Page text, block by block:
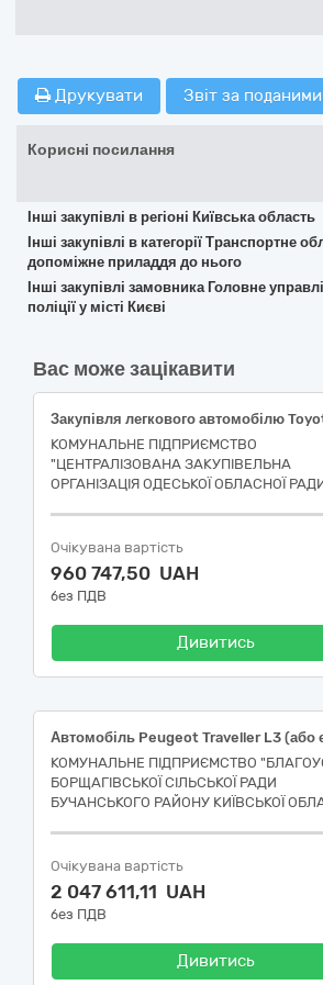
Друкувати Звіт за
Корисні посилання
Інші закупівлі в регіоні Київська область
Інші закупівлі в категорії Транспортне
допоміжне приладдя до нього
Інші закупівлі замовника Головне
поліції у місті Києві
Вас може зацікавити
КОМУНАЛЬНЕ ПІДПРИЄМСТВО
"ЦЕНТРАЛІЗОВАНА ЗАКУПІВЕЛЬНА
ОРГАНІЗАЦІЯ ОДЕСЬКОЇ ОБЛАСНОЇ
Очікувана вартість
960 747,50 UAH
без ПДВ
Дивитись
КОМУНАЛЬНЕ ПІДПРИЄМСТВО
БОРЩАГІВСЬКОЇ СІЛЬСЬКОЇ РАДИ
БУЧАНСЬКОГО РАЙОНУ КИЇВСЬКОЇ
Очікувана вартість
2 047 611,11 UAH
без ПДВ
Дивитись